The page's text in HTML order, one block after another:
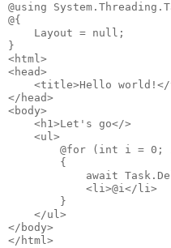
@using
@{
    Layout = null;
}
<html>
<head>
<title>Hello
</head>
<body>
    <h1>Let's go</>
    <ul>
@for (int i = 0;
        {
await
            <li>@i</li>
        }
    </ul>
</body>
</html>